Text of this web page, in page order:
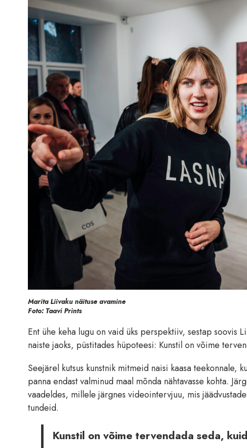
Marita Liivaku näituse avamine
Foto: Taavi Prints
Ent ühe keha lugu on vaid üks perspektiiv, sestap soovis
naiste jaoks, püstitades hüpoteesi: Kunstil on võime
Seejärel kutsus kunstnik mitmeid naisi kaasa
panna endast valminud maal mõnda nähtavasse kohta.
vaadeldes, millele järgnes videointervjuu, mis
tundeid.
Kunstil on võime tervendada seda,